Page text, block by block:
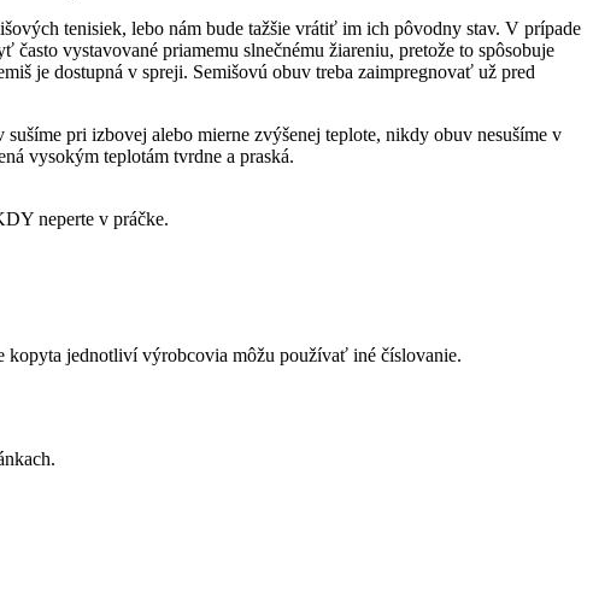
tenisiek, lebo nám bude tažšie vrátiť im ich pôvodny stav. V prípade
vystavované priamemu slnečnému žiareniu, pretože to spôsobuje
je dostupná v spreji. Semišovú obuv treba zaimpregnovať už pred
pri izbovej alebo mierne zvýšenej teplote, nikdy obuv nesušíme v
vysokým teplotám tvrdne a praská.
neperte v práčke.
kopyta jednotliví výrobcovia môžu používať iné číslovanie.